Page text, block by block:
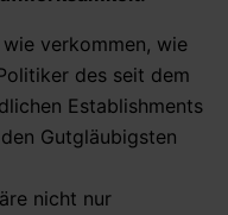
verkommen, wie
des seit dem
Establishments
Gutgläubigsten
nicht nur